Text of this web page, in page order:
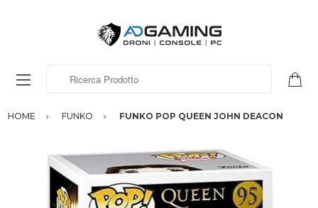
HOME FUNKO FUNKO POP QUEEN JOHN DEACON